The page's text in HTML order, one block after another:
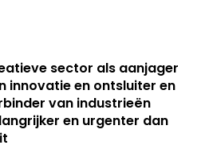
sector als aanjager
innovatie en ontsluiter en
van industrieën
en urgenter dan